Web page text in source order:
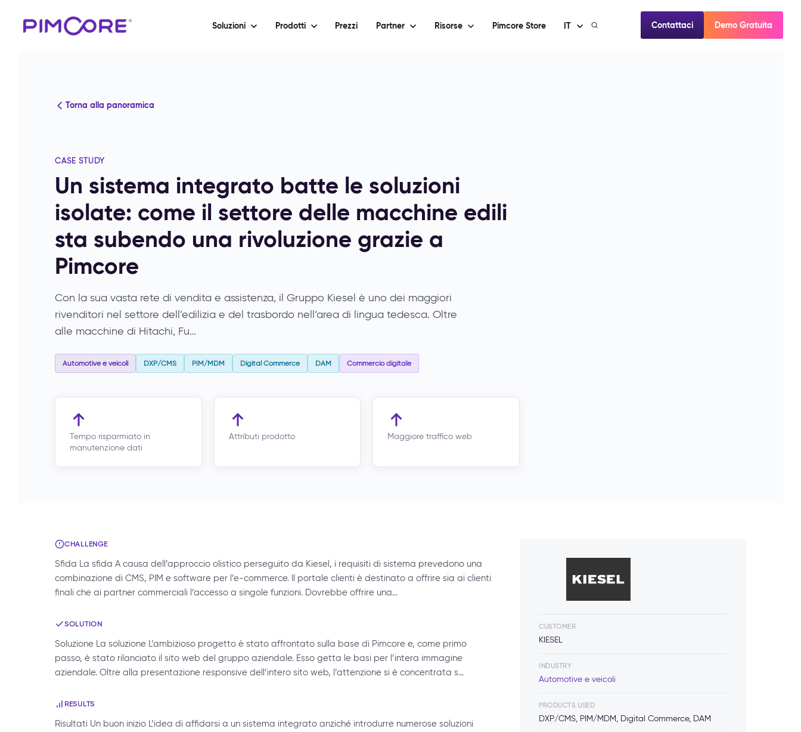
Soluzioni Prodotti Prezzi Partner Risorse Pimcore Store IT Contattaci Demo Gratuita
Torna alla panoramica
CASE STUDY
Un sistema integrato batte le soluzioni
isolate: come il settore delle macchine edili
sta subendo una rivoluzione grazie a
Pimcore
Con la sua vasta rete di vendita e assistenza, il Gruppo Kiesel è uno dei maggiori
rivenditori nel settore dell’edilizia e del trasbordo nell’area di lingua tedesca. Oltre
alle macchine di Hitachi, Fu…
Automotive e veicoli DXP/CMS PIM/MDM Digital Commerce DAM Commercio digitale
Tempo risparmiato in
manutenzione dati
Attributi prodotto Maggiore traffico web
CHALLENGE
Sfida La sfida A causa dell’approccio olistico perseguito da Kiesel, i requisiti di sistema prevedono una
combinazione di CMS, PIM e software per l’e-commerce. Il portale clienti è destinato a offrire sia ai clienti
finali che ai partner commerciali l’accesso a singole funzioni. Dovrebbe offrire una…
SOLUTION
Soluzione La soluzione L’ambizioso progetto è stato affrontato sulla base di Pimcore e, come primo
passo, è stato rilanciato il sito web del gruppo aziendale. Esso getta le basi per l’intera immagine
aziendale. Oltre alla presentazione responsive dell’intero sito web, l’attenzione si è concentrata s…
RESULTS
Risultati Un buon inizio L’idea di affidarsi a un sistema integrato anziché introdurre numerose soluzioni
CUSTOMER
KIESEL
INDUSTRY
Automotive e veicoli
PRODUCTS USED
DXP/CMS, PIM/MDM, Digital Commerce, DAM